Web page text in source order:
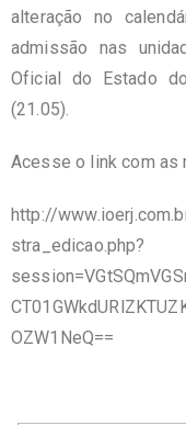
alteração no
admissão nas
Oficial do Estado
(21.05).
Acesse o link com as
http://
stra_edicao.php?
OZW1NeQ==